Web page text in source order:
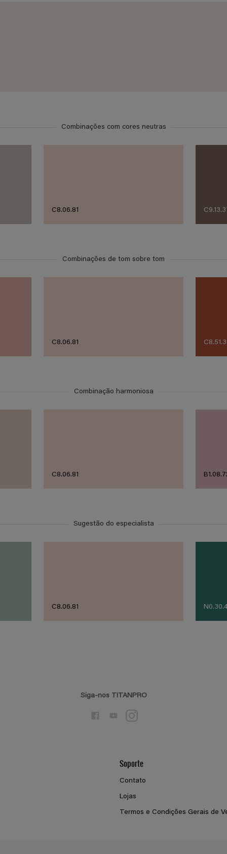
Combinações com cores neutras
C8.06.81
Combinações de tom sobre tom
C8.06.81
Combinação harmoniosa
C8.06.81
Sugestão do especialista
C8.06.81
Siga-nos TITANPRO
Soporte
Contato
Lojas
Termos e Condições Gerais de